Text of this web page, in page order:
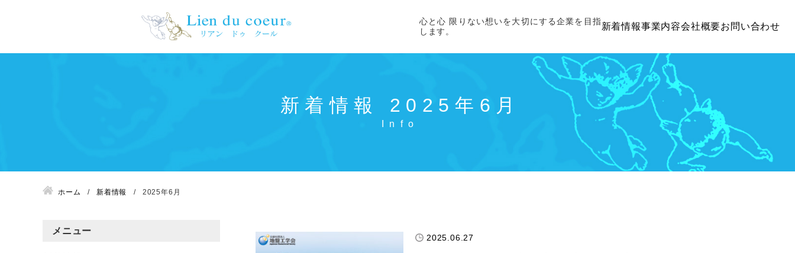
心と心 限りない想いを大切にする企業を目指
します。
新着情報事業内容会社概要お問い合わせ
新着情報 2025年6月
ホーム 新着情報 2025年6月
2025.06.27
メニュー